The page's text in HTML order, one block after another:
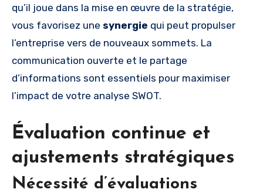
qu’il joue dans la mise en œuvre de la stratégie,
vous favorisez une synergie qui peut propulser
l’entreprise vers de nouveaux sommets. La
communication ouverte et le partage
d’informations sont essentiels pour maximiser
l’impact de votre analyse SWOT.
Évaluation continue et
ajustements stratégiques
Nécessité d’évaluations